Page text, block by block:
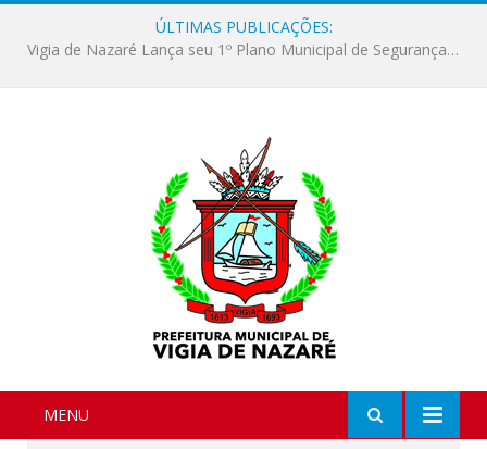
ÚLTIMAS PUBLICAÇÕES:
Vigia de Nazaré Lança seu 1º Plano Municipal de Segurança Alimentar e Nutricional Sustentável
MENU